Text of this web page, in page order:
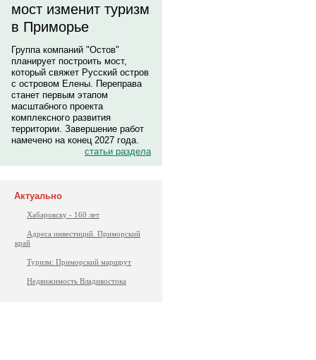
мост изменит туризм
в Приморье
Группа компаний "Остов"
планирует построить мост,
который свяжет Русский остров
с островом Елены. Переправа
станет первым этапом
масштабного проекта
комплексного развития
территории. Завершение работ
намечено на конец 2027 года.
статьи раздела
Актуально
Хабаровску - 160 лет
Адреса инвестиций. Приморский
край
Туризм: Приморский маршрут
Недвижимость Владивостока